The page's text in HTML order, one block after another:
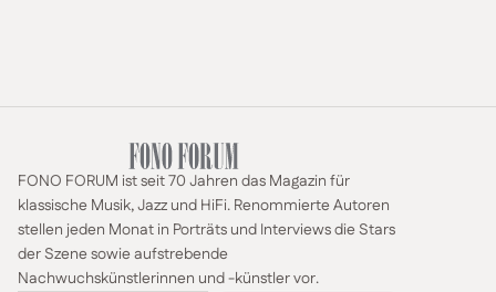
FONO FORUM ist seit 70 Jahren das Magazin für
klassische Musik, Jazz und HiFi. Renommierte Autoren
stellen jeden Monat in Porträts und Interviews die Stars
der Szene sowie aufstrebende
Nachwuchskünstlerinnen und -künstler vor.